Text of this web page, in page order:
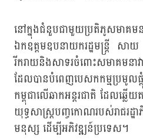
នៅក្នុងជំនួបជាមួយប្រតិភូសមាគមន
ឯកឧត្តមឧបនាយករដ្ឋមន្ត្រី សា
រីករាយនិងសាទរចំពោះសមាគមនាវ
ដែលបានបំពេញបេសកកម្មប្រមូ
កម្ពុជាលើឆាកអន្តរជាតិ ដែលឆ្
យុទ្ធសាស្រ្តបញ្ចកោណរបស់រាជរ
មនុស្ស ដើម្បីអភិវឌ្ឍន៍ប្រទេស។